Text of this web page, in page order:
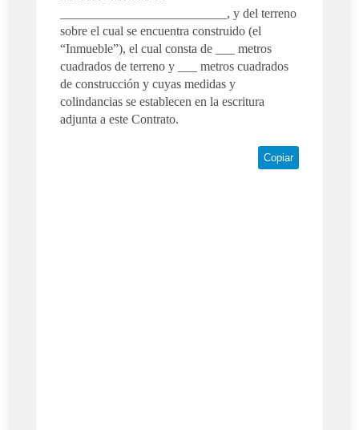
__________________________, y del terreno
sobre el cual se encuentra construido (el
“Inmueble”), el cual consta de ___ metros
cuadrados de terreno y ___ metros cuadrados
de construcción y cuyas medidas y
colindancias se establecen en la escritura
adjunta a este Contrato.
Copiar